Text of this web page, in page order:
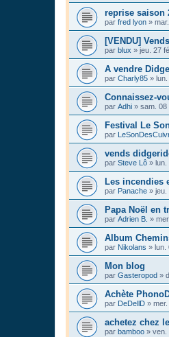
reprise saison
par fred lyon »
[VENDU]
par blux » jeu. 27
A vendre
par Charly85 »
Connaissez-
par Adhi » sam. 08
Festival Le
par
vends
par Steve Lô »
Les incendies
par Panache » jeu.
Papa Noël en
par Adrien B. »
Album
par Nikolans » lun.
Mon blog
par Gasteropod »
Achète
par DeDellD » mer.
achetez chez
par bamboo » ven.